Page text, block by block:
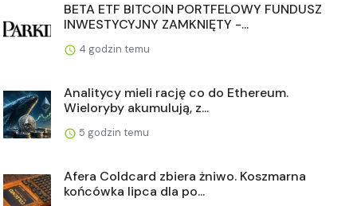
BETA ETF BITCOIN PORTFELOWY FUNDUSZ
INWESTYCYJNY ZAMKNIĘTY -...
4 godzin temu
Analitycy mieli rację co do Ethereum.
Wieloryby akumulują, z...
5 godzin temu
Afera Coldcard zbiera żniwo. Koszmarna
końcówka lipca dla po...